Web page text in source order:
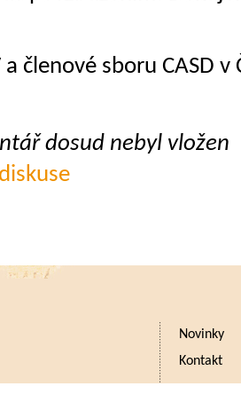
členové sboru CASD v
dosud nebyl vložen
Novinky
Kontakt